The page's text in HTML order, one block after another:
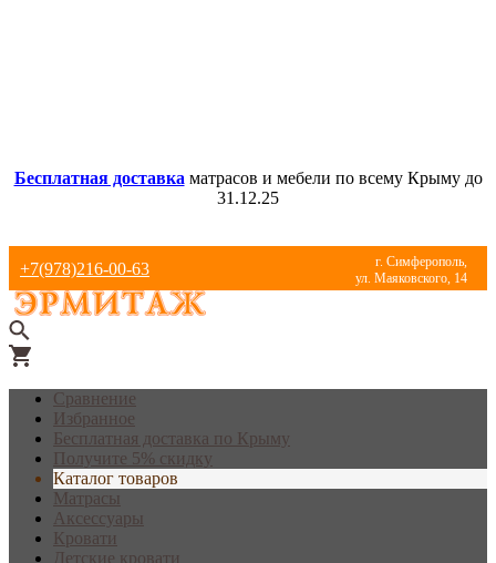
Бесплатная доставка матрасов и мебели по всему Крыму до
31.12.25
+7(978)216-00-63
г. Симферополь,
ул. Маяковского, 14
Сравнение
Избранное
Бесплатная доставка по Крыму
Получите 5% скидку
Каталог товаров
Матрасы
Аксессуары
Кровати
Детские кровати